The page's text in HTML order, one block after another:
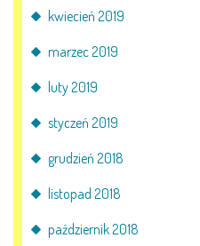
kwiecień 2019
marzec 2019
luty 2019
styczeń 2019
grudzień 2018
listopad 2018
październik 2018